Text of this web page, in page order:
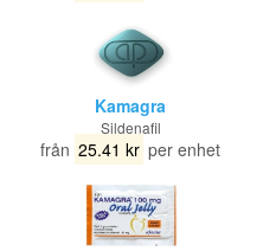
Kamagra
Sildenafil
från 25.41 kr per enhet